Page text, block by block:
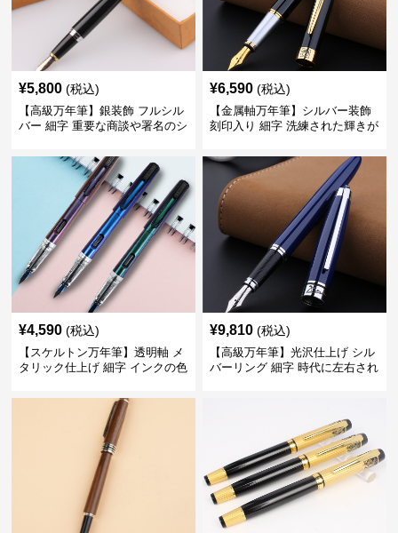
¥5,800 (税込)
【高級万年筆】銀装飾 フルシル
バー 細字 重要な商談や署名のシ
てくれる
¥6,590 (税込)
【金属軸万年筆】シルバー装飾
刻印入り 細字 洗練された輝きが
¥4,590 (税込)
【スケルトン万年筆】透明軸 メ
タリック仕上げ 細字 インクの色
する
¥9,810 (税込)
【高級万年筆】光沢仕上げ シル
バーリング 細字 時代に左右され